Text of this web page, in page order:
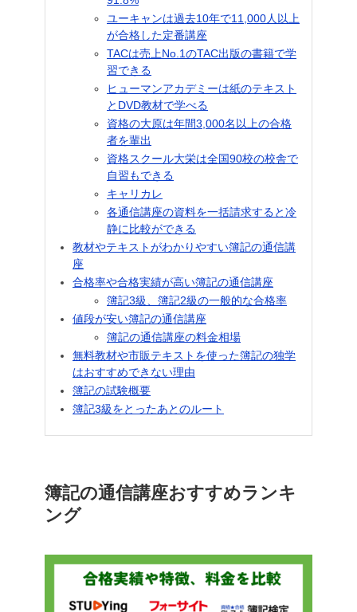
ユーキャンは過去10年で11,000人以上
が合格した定番講座
TACは売上No.1のTAC出版の書籍で学
習できる
ヒューマンアカデミーは紙のテキスト
とDVD教材で学べる
資格の大原は年間3,000名以上の合格
者を輩出
資格スクール大栄は全国90校の校舎で
自習もできる
キャリカレ
各通信講座の資料を一括請求すると冷
静に比較ができる
教材やテキストがわかりやすい簿記の通信講
座
合格率や合格実績が高い簿記の通信講座
簿記3級、簿記2級の一般的な合格率
値段が安い簿記の通信講座
簿記の通信講座の料金相場
無料教材や市販テキストを使った簿記の独学
はおすすめできない理由
簿記の試験概要
簿記3級をとったあとのルート
簿記の通信講座おすすめランキ
ング